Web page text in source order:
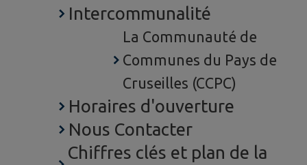
Intercommunalité
La Communauté de
Communes du Pays de
Cruseilles (CCPC)
Horaires d'ouverture
Nous Contacter
Chiffres clés et plan de la